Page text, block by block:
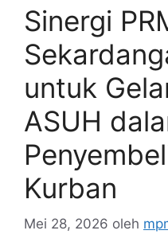
Sinergi
untuk
ASUH
Kurban
Mei 28, 2026 oleh